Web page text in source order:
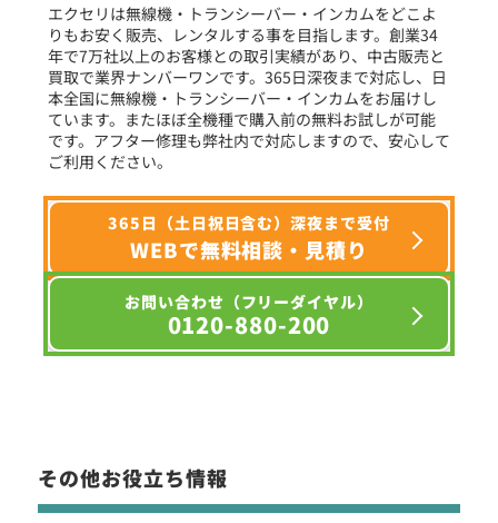
選択条件をリセット
エクセリは無線機・トランシーバー・インカムをどこよ
りもお安く販売、レンタルする事を目指します。創業34
年で7万社以上のお客様との取引実績があり、中古販売と
買取で業界ナンバーワンです。365日深夜まで対応し、日
本全国に無線機・トランシーバー・インカムをお届けし
ています。またほぼ全機種で購入前の無料お試しが可能
です。アフター修理も弊社内で対応しますので、安心して
ご利用ください。
365日（土日祝日含む）深夜まで受付
WEBで無料相談・見積り
お問い合わせ（フリーダイヤル）
0120-880-200
その他お役立ち情報